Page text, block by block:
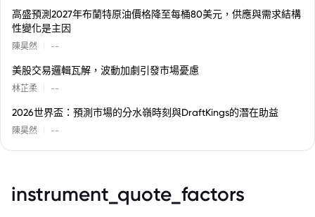
高盛預測2027年布蘭特原油價格降至每桶80美元，供應與需求結構
性變化是主因
陳昊然 --
美股交易邏輯瓦解，波動加劇引發市場憂慮
林芷柔 --
2026世界盃：預測市場的分水嶺時刻與DraftKings的潛在助益
陳昊然 --
instrument_quote_factors